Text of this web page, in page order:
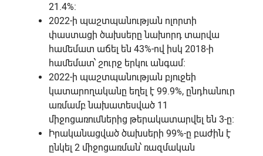
21.4%:
2022-ի պաշտպանության ոլորտի
փաստացի ծախսերը նախորդ տարվա
համեմատ աճել են 43%-ով իսկ 2018-ի
համեմատ՝ շուրջ երկու անգամ։
2022-ի պաշտպանության բյուջեի
կատարողականը եղել է 99.9%, ընդհանուր
առմամբ նախատեսված 11
միջոցառումներից թերակատարվել են 3-ը։
Իրականացված ծախսերի 99%-ը բաժին է
ընկել 2 միջոցառման՝ ռազմական